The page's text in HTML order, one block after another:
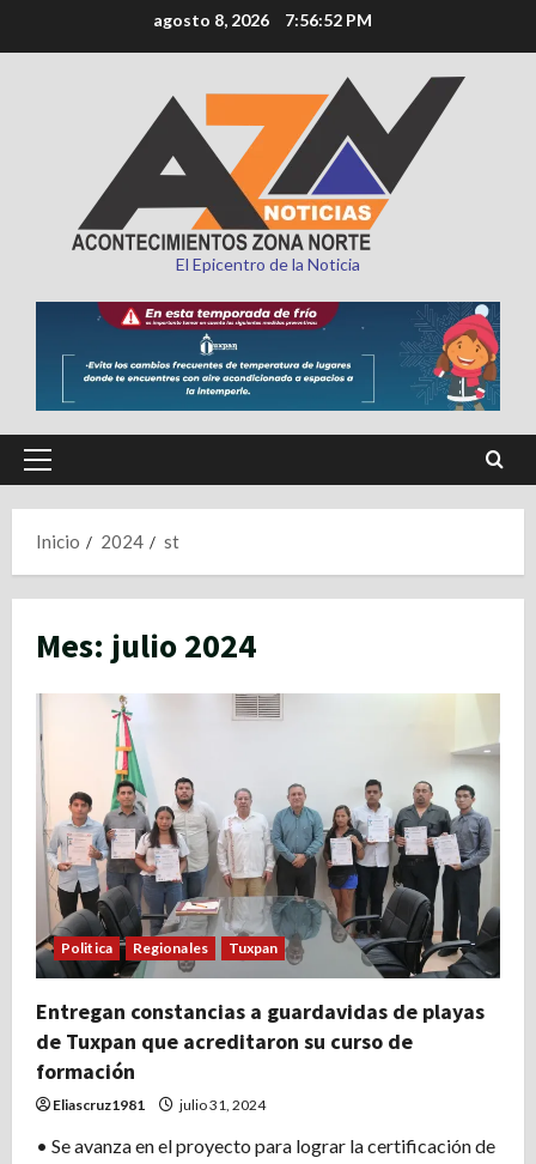
al
agosto 8, 2026 7:56:54 PM
El Epicentro de la Noticia
Menú
Inicio
2024 st
Mes: julio 2024
Politica Regionales Tuxpan
Entregan constancias a guardavidas de playas
de Tuxpan que acreditaron su curso de
formación
Eliascruz1981 julio 31, 2024
• Se avanza en el proyecto para lograr la certificación de